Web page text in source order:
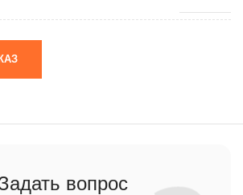
вопрос